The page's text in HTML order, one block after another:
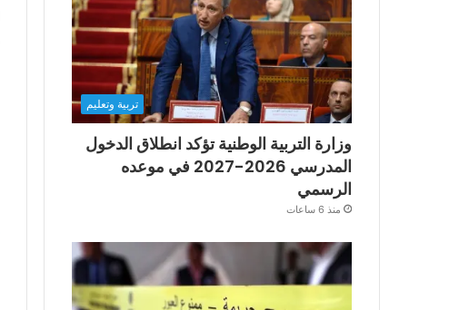
تربية وتعليم
وزارة التربية الوطنية تؤكد انطلاق الدخول
المدرسي 2026-2027 في موعده
الرسمي
منذ 6 ساعات